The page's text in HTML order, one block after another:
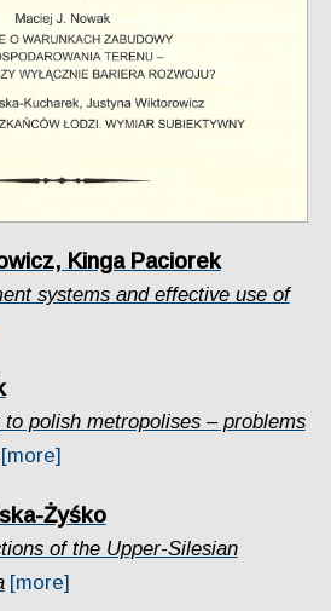
Kinga Paciorek
systems and effective use of
polish metropolises – problems
[more]
Żyśko
of the Upper-Silesian
[more]